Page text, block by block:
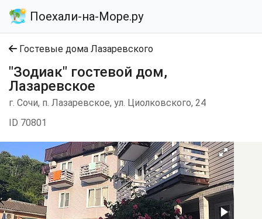
Поехали-на-Море.ру
Гостевые дома Лазаревского
"Зодиак" гостевой дом,
Лазаревское
г. Сочи, п. Лазаревское, ул. Циолковского, 24
ID 70801